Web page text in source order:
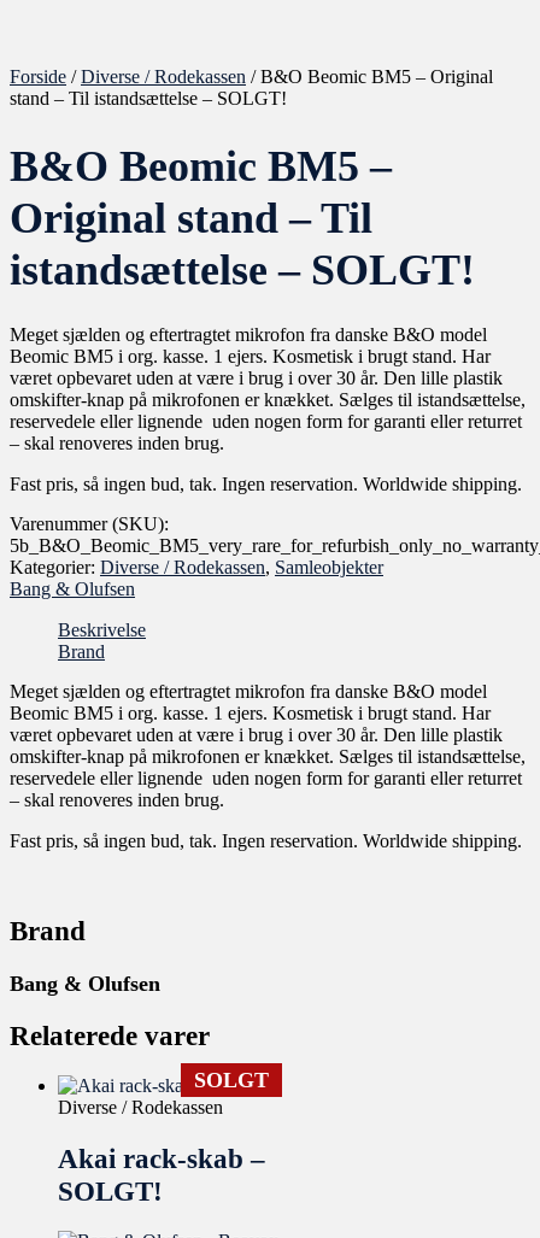
Forside /Diverse / Rodekassen / B&O Beomic BM5 – Original
stand – Til istandsættelse – SOLGT!
B&O Beomic BM5 –
Original stand – Til
istandsættelse – SOLGT!
Meget sjælden og eftertragtet mikrofon fra danske B&O model
Beomic BM5 i org. kasse. 1 ejers. Kosmetisk i brugt stand. Har
været opbevaret uden at være i brug i over 30 år. Den lille plastik
omskifter-knap på mikrofonen er knækket. Sælges til istandsættelse,
reservedele eller lignende uden nogen form for garanti eller returret
– skal renoveres inden brug.
Fast pris, så ingen bud, tak. Ingen reservation. Worldwide shipping.
Varenummer (SKU):
Kategorier: Diverse / Rodekassen, Samleobjekter
Bang & Olufsen
Beskrivelse
Brand
Meget sjælden og eftertragtet mikrofon fra danske B&O model
Beomic BM5 i org. kasse. 1 ejers. Kosmetisk i brugt stand. Har
været opbevaret uden at være i brug i over 30 år. Den lille plastik
omskifter-knap på mikrofonen er knækket. Sælges til istandsættelse,
reservedele eller lignende uden nogen form for garanti eller returret
– skal renoveres inden brug.
Fast pris, så ingen bud, tak. Ingen reservation. Worldwide shipping.
Brand
Bang & Olufsen
Relaterede varer
SOLGT
Diverse / Rodekassen
Akai rack-skab –
SOLGT!